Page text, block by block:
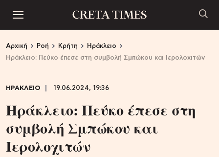
Αρχική Ροή Κρήτη
Ηράκλειο
Ηράκλειο: Πεύκο έπεσε στη συμβολή Σμπώκου και Ιερολοχιτών
ΗΡΑΚΛΕΙΟ 19.06.2024, 19:36
Ηράκλειο: Πεύκο έπεσε στη
συμβολή Σμπώκου και
Ιερολοχιτών